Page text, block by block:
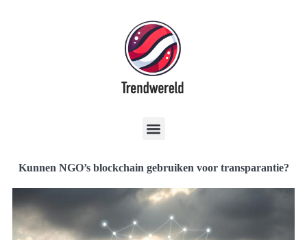
Kunnen NGO’s blockchain gebruiken voor transparantie?